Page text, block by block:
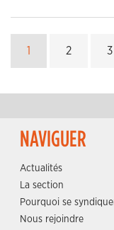
1 2 3
NAVIGUER
Actualités
La section
Pourquoi se
Nous rejoindre